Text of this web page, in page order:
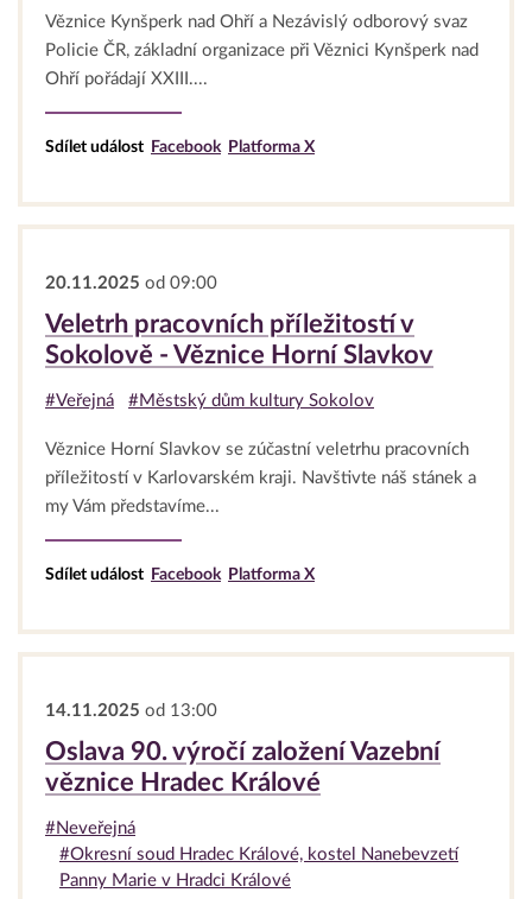
Věznice Kynšperk nad Ohří a Nezávislý odborový svaz
Policie ČR, základní organizace při Věznici Kynšperk nad
Ohří pořádají XXIII....
Sdílet událost Facebook Platforma X
20.11.2025 od 09:00
Veletrh pracovních příležitostí v
Sokolově - Věznice Horní Slavkov
#Veřejná #Městský dům kultury Sokolov
Věznice Horní Slavkov se zúčastní veletrhu pracovních
příležitostí v Karlovarském kraji. Navštivte náš stánek a
my Vám představíme...
Sdílet událost Facebook Platforma X
14.11.2025 od 13:00
Oslava 90. výročí založení Vazební
věznice Hradec Králové
#Neveřejná
#Okresní soud Hradec Králové, kostel Nanebevzetí
Panny Marie v Hradci Králové